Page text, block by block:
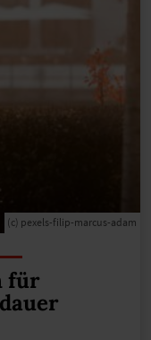
(c) pexels-filip-marcus-adam
für